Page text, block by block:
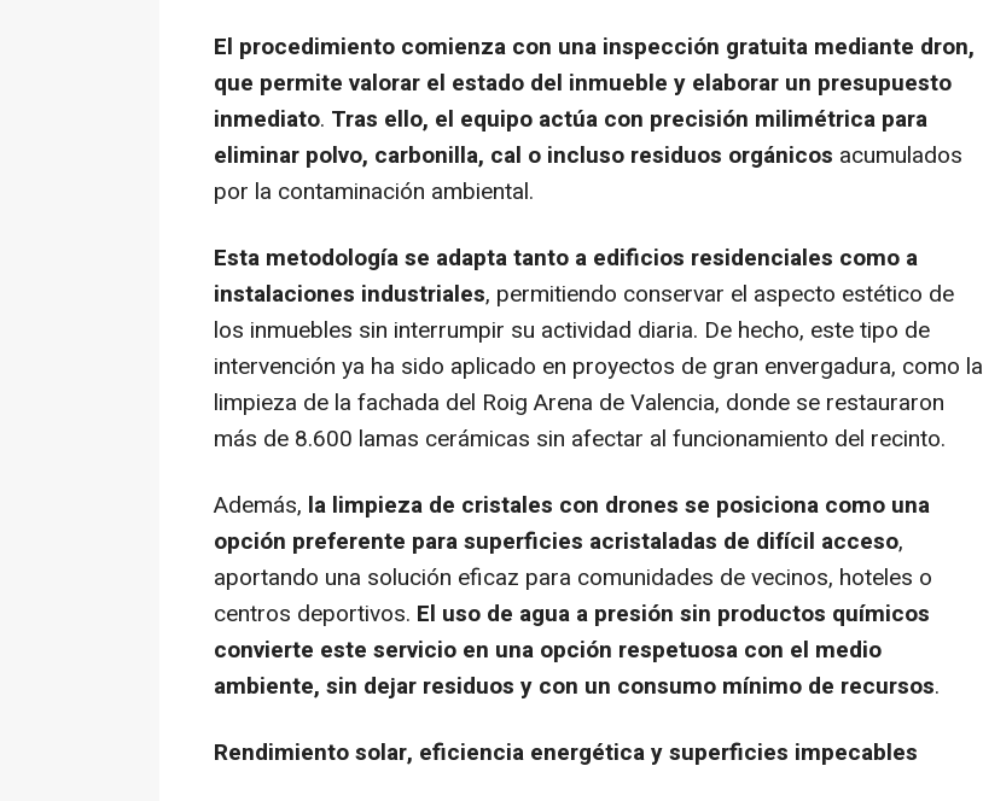
El procedimiento comienza con una inspección gratuita mediante dron,
que permite valorar el estado del inmueble y elaborar un presupuesto
inmediato. Tras ello, el equipo actúa con precisión milimétrica para
eliminar polvo, carbonilla, cal o incluso residuos orgánicos acumulados
por la contaminación ambiental.
Esta metodología se adapta tanto a edificios residenciales como a
instalaciones industriales, permitiendo conservar el aspecto estético de
los inmuebles sin interrumpir su actividad diaria. De hecho, este tipo de
intervención ya ha sido aplicado en proyectos de gran envergadura, como la
limpieza de la fachada del Roig Arena de Valencia, donde se restauraron
más de 8.600 lamas cerámicas sin afectar al funcionamiento del recinto.
Además, la limpieza de cristales con drones se posiciona como una
opción preferente para superficies acristaladas de difícil acceso,
aportando una solución eficaz para comunidades de vecinos, hoteles o
centros deportivos. El uso de agua a presión sin productos químicos
convierte este servicio en una opción respetuosa con el medio
ambiente, sin dejar residuos y con un consumo mínimo de recursos.
Rendimiento solar, eficiencia energética y superficies impecables